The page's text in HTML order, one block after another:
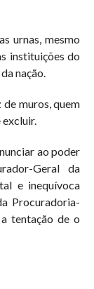
urnas, mesmo
instituições do
nação.
muros, quem
ao poder
Geral da
e inequívoca
Procuradoria-
tentação de o